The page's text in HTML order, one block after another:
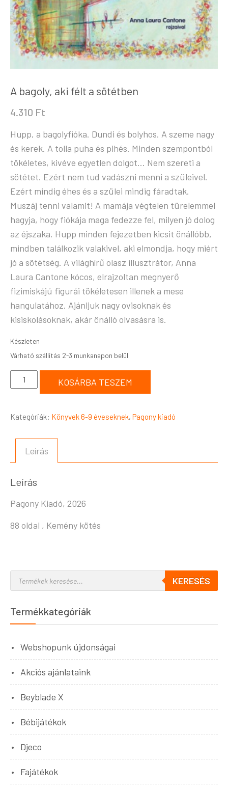
A bagoly, aki félt a sötétben
4.310 Ft
Hupp, a bagolyfióka. Dundi és bolyhos. A szeme nagy
és kerek. A tolla puha és pihés. Minden szempontból
tökéletes, kivéve egyetlen dolgot… Nem szereti a
sötétet. Ezért nem tud vadászni menni a szüleivel.
Ezért mindig éhes és a szülei mindig fáradtak.
Muszáj tenni valamit! A mamája végtelen türelemmel
hagyja, hogy fiókája maga fedezze fel, milyen jó dolog
az éjszaka. Hupp minden fejezetben kicsit önállóbb,
mindben találkozik valakivel, aki elmondja, hogy miért
jó a sötétség. A világhírű olasz illusztrátor, Anna
Laura Cantone kócos, elrajzoltan megnyerő
fizimiskájú figurái tökéletesen illenek a mese
hangulatához. Ajánljuk nagy ovisoknak és
kisiskolásoknak, akár önálló olvasásra is.
Készleten
KOSÁRBA TESZEM
Kategóriák: Könyvek 6-9 éveseknek, Pagony kiadó
Leírás
Leírás
Pagony Kiadó, 2026
88 oldal , Kemény kötés
KERESÉS
Termékkategóriák
Webshopunk újdonságai
Akciós ajánlataink
Beyblade X
Bébijátékok
Djeco
Fajátékok